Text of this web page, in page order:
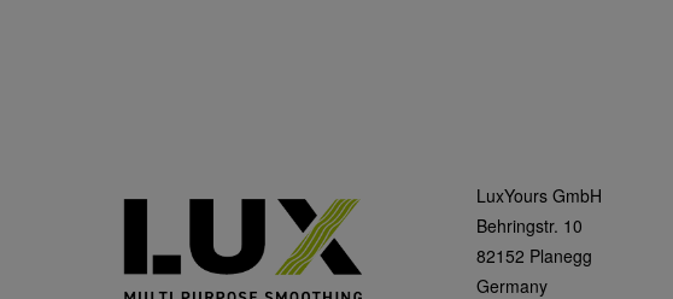
LuxYours GmbH
Behringstr. 10
82152 Planegg
Germany